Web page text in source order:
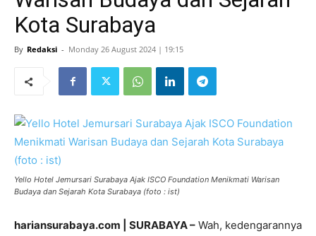
Kota Surabaya
By Redaksi - Monday 26 August 2024 | 19:15
Yello Hotel Jemursari Surabaya Ajak ISCO Foundation Menikmati Warisan
Budaya dan Sejarah Kota Surabaya (foto : ist)
hariansurabaya.com | SURABAYA – Wah, kedengarannya